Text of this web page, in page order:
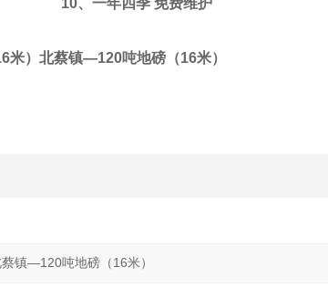
、一年四季 免费维护
） 北蔡镇—120吨地磅（16米）